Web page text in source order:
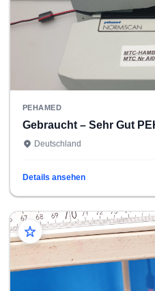
PEHAMED
Gebraucht – Sehr Gut
Deutschland
Details ansehen